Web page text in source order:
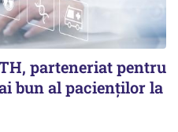
parteneriat pentru
bun al pacienților la